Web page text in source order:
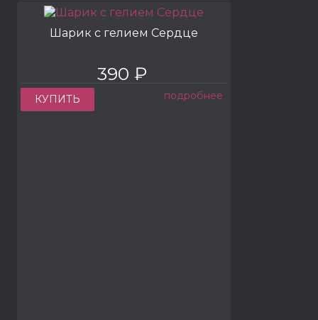
Шарик с гелием Сердце
390 ₽
КУПИТЬ подробнее